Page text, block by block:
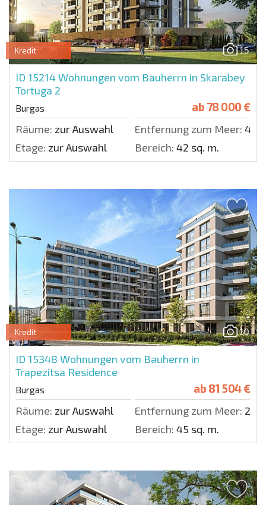
15
Kredit
ID 15214Wohnungen vom Bauherrn in Skarabey
Tortuga 2
Burgas ab 78 000 €
Räume: zur Auswahl Entfernung zum Meer:
Etage: zur Auswahl Bereich: 42 sq. m.
10
Kredit
ID 15348 Wohnungen vom Bauherrn in
Trapezitsa Residence
Burgas ab 81 504 €
Räume: zur Auswahl Entfernung zum Meer:
Etage: zur Auswahl Bereich: 45 sq. m.